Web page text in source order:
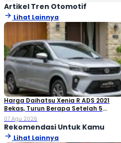
Artikel Tren Otomotif
Lihat Lainnya
Harga Daihatsu Xenia R ADS 2021
Bekas, Turun Berapa Setelah 5
Tahun?
07 Agu 2026
Rekomendasi Untuk Kamu
Lihat Lainnya